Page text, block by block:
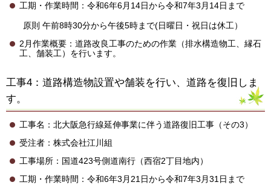
工期・作業時間：令和6年6月14日から令和7年3月14日まで
原則 午前8時30分から午後5時まで(日曜日・祝日は休工）
2月作業概要：道路改良工事のための作業（排水構造物工、縁石
工、舗装工）を行います。
工事4：道路構造物設置や舗装を行い、道路を復旧しま
す。
工事名：北大阪急行線延伸事業に伴う道路復旧工事（その3）
受注者：株式会社江川組
工事場所：国道423号側道南行（西宿2丁目地内）
工期・作業時間：令和6年3月21日から令和7年3月31日まで